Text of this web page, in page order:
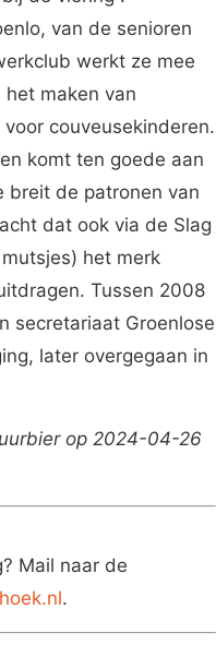
van de senioren
werkt ze mee
het maken van
couveusekinderen.
komt ten goede aan
breit de patronen van
dat ook via de Slag
het merk
Tussen 2008
secretariaat Groenlose
later overgegaan in
op 2024-04-26
Mail naar de
.